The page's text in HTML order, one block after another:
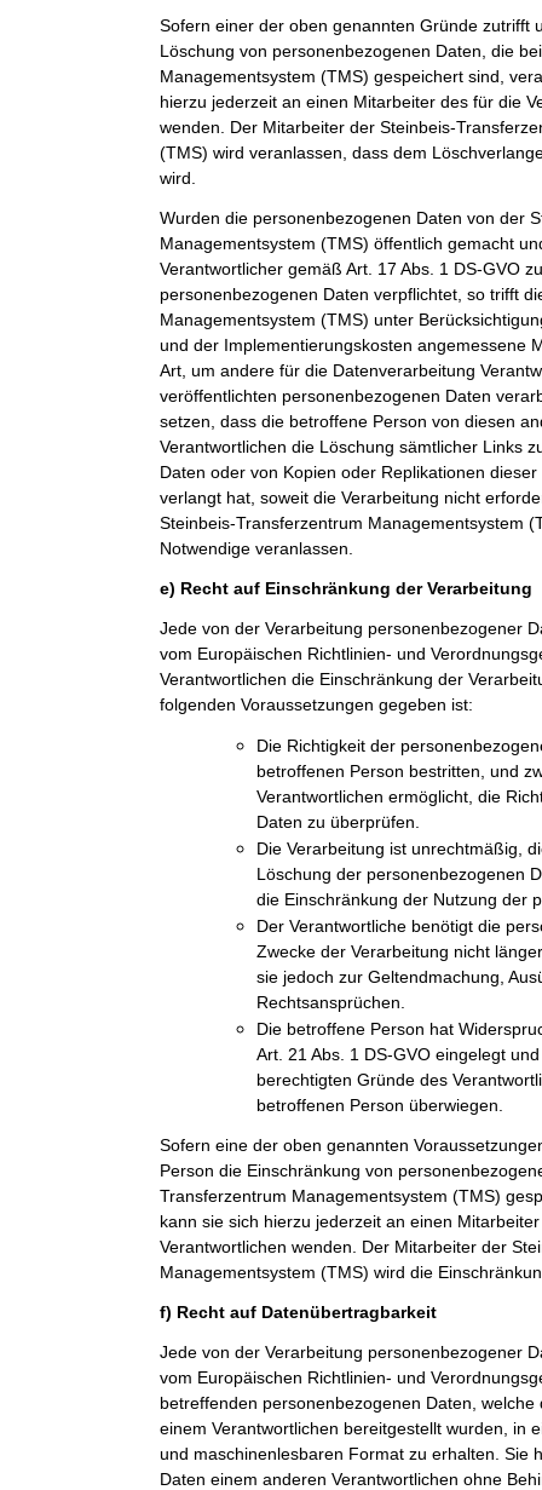
Sofern einer der oben genannten Gründe zutrifft
Löschung von personenbezogenen Daten, die
Managementsystem (TMS) gespeichert sind,
hierzu jederzeit an einen Mitarbeiter des für die
wenden. Der Mitarbeiter der Steinbeis-
(TMS) wird veranlassen, dass dem
wird.
Wurden die personenbezogenen Daten von der
Managementsystem (TMS) öffentlich gemacht
Verantwortlicher gemäß Art. 17 Abs. 1 DS-GVO
personenbezogenen Daten verpflichtet, so trifft
Managementsystem (TMS) unter
und der Implementierungskosten angemessene
Art, um andere für die Datenverarbeitung
veröffentlichten personenbezogenen Daten
setzen, dass die betroffene Person von diesen
Verantwortlichen die Löschung sämtlicher Links
Daten oder von Kopien oder Replikationen
verlangt hat, soweit die Verarbeitung nicht
Steinbeis-Transferzentrum Managementsystem
Notwendige veranlassen.
e) Recht auf Einschränkung der Verarbeitung
Jede von der Verarbeitung personenbezogener
vom Europäischen Richtlinien- und
Verantwortlichen die Einschränkung der
folgenden Voraussetzungen gegeben ist:
Die Richtigkeit der
betroffenen Person bestritten, und
Verantwortlichen ermöglicht, die
Daten zu überprüfen.
Die Verarbeitung ist unrechtmäßig,
Löschung der personenbezogenen
die Einschränkung der Nutzung der
Der Verantwortliche benötigt die
Zwecke der Verarbeitung nicht
sie jedoch zur Geltendmachung,
Rechtsansprüchen.
Die betroffene Person hat
Art. 21 Abs. 1 DS-GVO eingelegt
berechtigten Gründe des
betroffenen Person überwiegen.
Sofern eine der oben genannten
Person die Einschränkung von
Transferzentrum Managementsystem (TMS)
kann sie sich hierzu jederzeit an einen
Verantwortlichen wenden. Der Mitarbeiter der
Managementsystem (TMS) wird die
f) Recht auf Datenübertragbarkeit
Jede von der Verarbeitung personenbezogener
vom Europäischen Richtlinien- und
betreffenden personenbezogenen Daten,
einem Verantwortlichen bereitgestellt wurden, in
und maschinenlesbaren Format zu erhalten. Sie
Daten einem anderen Verantwortlichen ohne